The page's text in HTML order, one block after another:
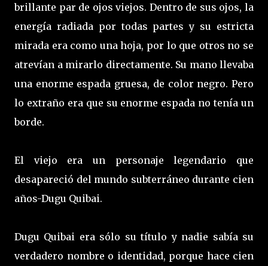
brillante par de ojos viejos. Dentro de sus ojos, la
energía radiada por todas partes y su estricta
mirada era como una hoja, por lo que otros no se
atrevían a mirarlo directamente. Su mano llevaba
una enorme espada gruesa, de color negro. Pero
lo extraño era que su enorme espada no tenía un
borde.
El viejo era un personaje legendario que
desapareció del mundo subterráneo durante cien
años-Dugu Quibai.
Dugu Quibai era sólo su título y nadie sabía su
verdadero nombre o identidad, porque hace cien